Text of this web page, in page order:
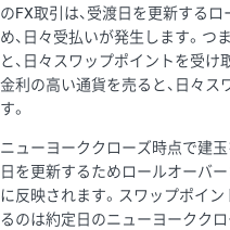
のFX取引は、受渡日を更新する
め、日々受払いが発生します。つ
と、日々スワップポイントを受け
金利の高い通貨を売ると、日々
す。
ニューヨーククローズ時点で建
日を更新するためロールオーバ
に反映されます。スワップポイ
るのは約定日のニューヨーククロ